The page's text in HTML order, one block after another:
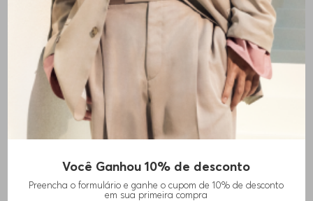
Você Ganhou 10% de desconto
Preencha o formulário e ganhe o cupom de 10% de desconto
em sua primeira compra
TÊNIS COM SOLADO ROBUSTO EM EFEITO
ACOLCHOADO